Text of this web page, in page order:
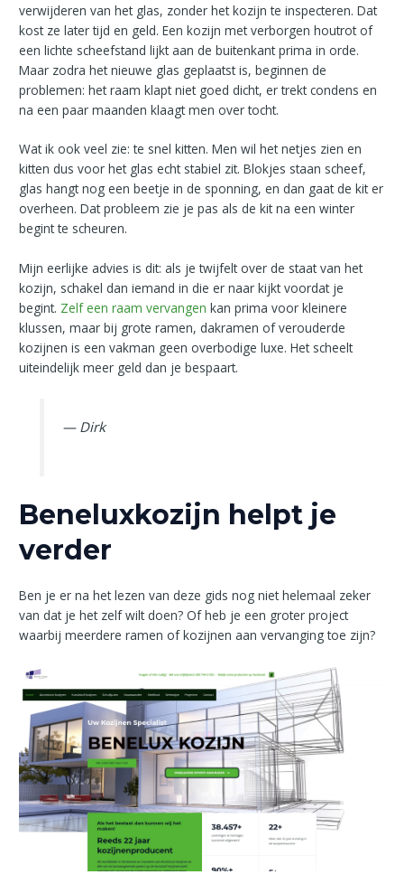
verwijderen van het glas, zonder het kozijn te inspecteren. Dat
kost ze later tijd en geld. Een kozijn met verborgen houtrot of
een lichte scheefstand lijkt aan de buitenkant prima in orde.
Maar zodra het nieuwe glas geplaatst is, beginnen de
problemen: het raam klapt niet goed dicht, er trekt condens en
na een paar maanden klaagt men over tocht.
Wat ik ook veel zie: te snel kitten. Men wil het netjes zien en
kitten dus voor het glas echt stabiel zit. Blokjes staan scheef,
glas hangt nog een beetje in de sponning, en dan gaat de kit er
overheen. Dat probleem zie je pas als de kit na een winter
begint te scheuren.
Mijn eerlijke advies is dit: als je twijfelt over de staat van het
kozijn, schakel dan iemand in die er naar kijkt voordat je
begint. Zelf een raam vervangen kan prima voor kleinere
klussen, maar bij grote ramen, dakramen of verouderde
kozijnen is een vakman geen overbodige luxe. Het scheelt
uiteindelijk meer geld dan je bespaart.
— Dirk
Beneluxkozijn helpt je
verder
Ben je er na het lezen van deze gids nog niet helemaal zeker
van dat je het zelf wilt doen? Of heb je een groter project
waarbij meerdere ramen of kozijnen aan vervanging toe zijn?